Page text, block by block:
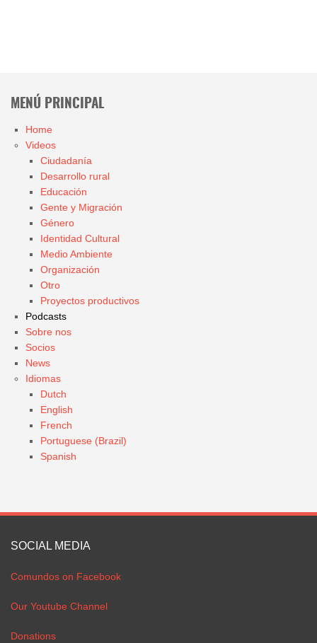
MENÚ PRINCIPAL
Home
Videos
Ciudadanía
Desarrollo rural
Educación
Gente y Migración
Género
Identidad Cultural
Medio Ambiente
Organización
Otro
Proyectos productivos
Podcasts
Sobre nos
Socios
News
Idiomas
Dutch
English
French
Portuguese (Brazil)
Spanish
SOCIAL MEDIA
Comundos on Facebook
Our Youtube Channel
Donations